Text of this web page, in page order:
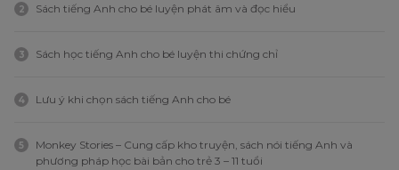
2 Sách tiếng Anh cho bé luyện phát âm và đọc hiểu
3 Sách học tiếng Anh cho bé luyện thi chứng chỉ
4 Lưu ý khi chọn sách tiếng Anh cho bé
5
Monkey Stories – Cung cấp kho truyện, sách nói tiếng Anh và
phương pháp học bài bản cho trẻ 3 – 11 tuổi